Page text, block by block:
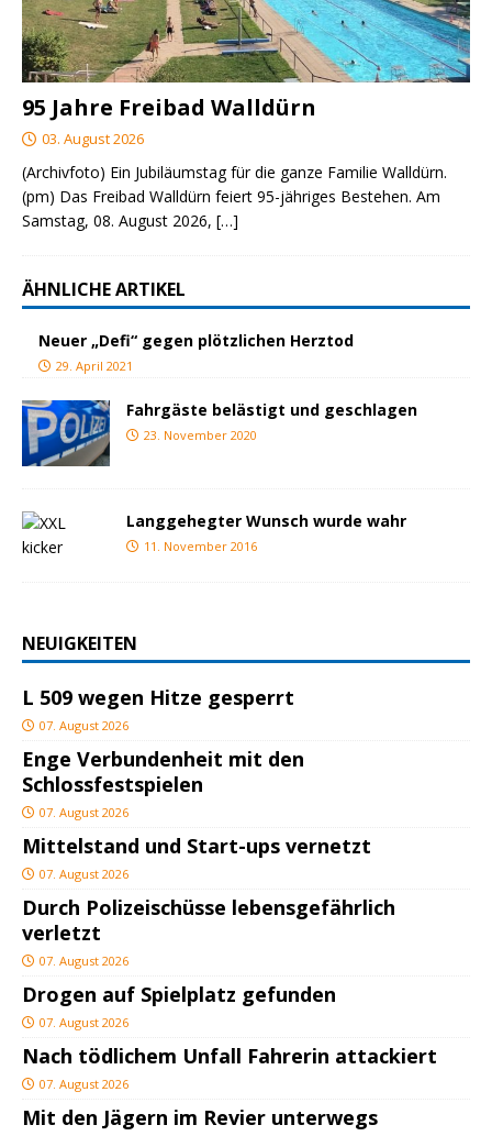
95 Jahre Freibad Walldürn
03. August 2026
(Archivfoto) Ein Jubiläumstag für die ganze Familie Walldürn.
(pm) Das Freibad Walldürn feiert 95-jähriges Bestehen. Am
Samstag, 08. August 2026, […]
ÄHNLICHE ARTIKEL
Neuer „Defi“ gegen plötzlichen Herztod
29. April 2021
Fahrgäste belästigt und geschlagen
23. November 2020
Langgehegter Wunsch wurde wahr
11. November 2016
NEUIGKEITEN
L 509 wegen Hitze gesperrt
07. August 2026
Enge Verbundenheit mit den
Schlossfestspielen
07. August 2026
Mittelstand und Start-ups vernetzt
07. August 2026
Durch Polizeischüsse lebensgefährlich
verletzt
07. August 2026
Drogen auf Spielplatz gefunden
07. August 2026
Nach tödlichem Unfall Fahrerin attackiert
07. August 2026
Mit den Jägern im Revier unterwegs